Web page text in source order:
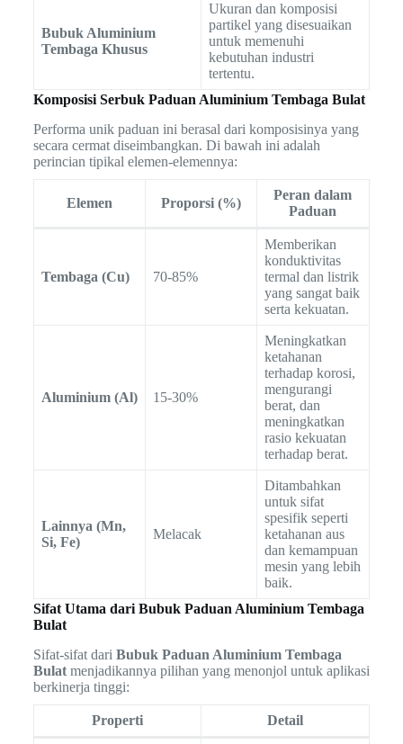
Bubuk Aluminium
Tembaga Khusus
Ukuran dan komposisi
partikel yang disesuaikan
untuk memenuhi
kebutuhan industri
tertentu.
Komposisi Serbuk Paduan Aluminium Tembaga Bulat
Performa unik paduan ini berasal dari komposisinya yang
secara cermat diseimbangkan. Di bawah ini adalah
perincian tipikal elemen-elemennya:
Elemen Proporsi (%)
Peran dalam
Paduan
Tembaga (Cu) 70-85%
Memberikan
konduktivitas
termal dan listrik
yang sangat baik
serta kekuatan.
Aluminium (Al) 15-30%
Meningkatkan
ketahanan
terhadap korosi,
mengurangi
berat, dan
meningkatkan
rasio kekuatan
terhadap berat.
Lainnya (Mn,
Si, Fe)
Melacak
Ditambahkan
untuk sifat
spesifik seperti
ketahanan aus
dan kemampuan
mesin yang lebih
baik.
Sifat Utama dari Bubuk Paduan Aluminium Tembaga
Bulat
Sifat-sifat dari Bubuk Paduan Aluminium Tembaga
Bulatmenjadikannya pilihan yang menonjol untuk aplikasi
berkinerja tinggi:
Properti Detail